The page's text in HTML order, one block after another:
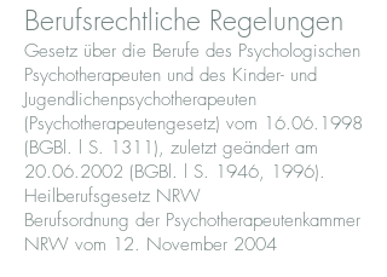
Berufsrechtliche Regelungen
Gesetz über die Berufe des Psychologischen
Psychotherapeuten und des Kinder- und
Jugendlichenpsychotherapeuten
(Psychotherapeutengesetz) vom 16.06.1998
(BGBl. l S. 1311), zuletzt geändert am
20.06.2002 (BGBl. l S. 1946, 1996).
Heilberufsgesetz NRW
Berufsordnung der Psychotherapeutenkammer
NRW vom 12. November 2004